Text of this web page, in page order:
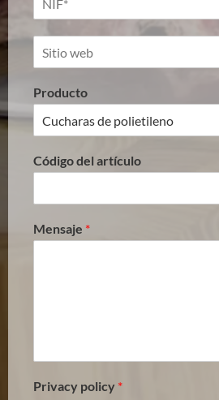
Producto
Código del artículo
Mensaje *
Privacy policy *